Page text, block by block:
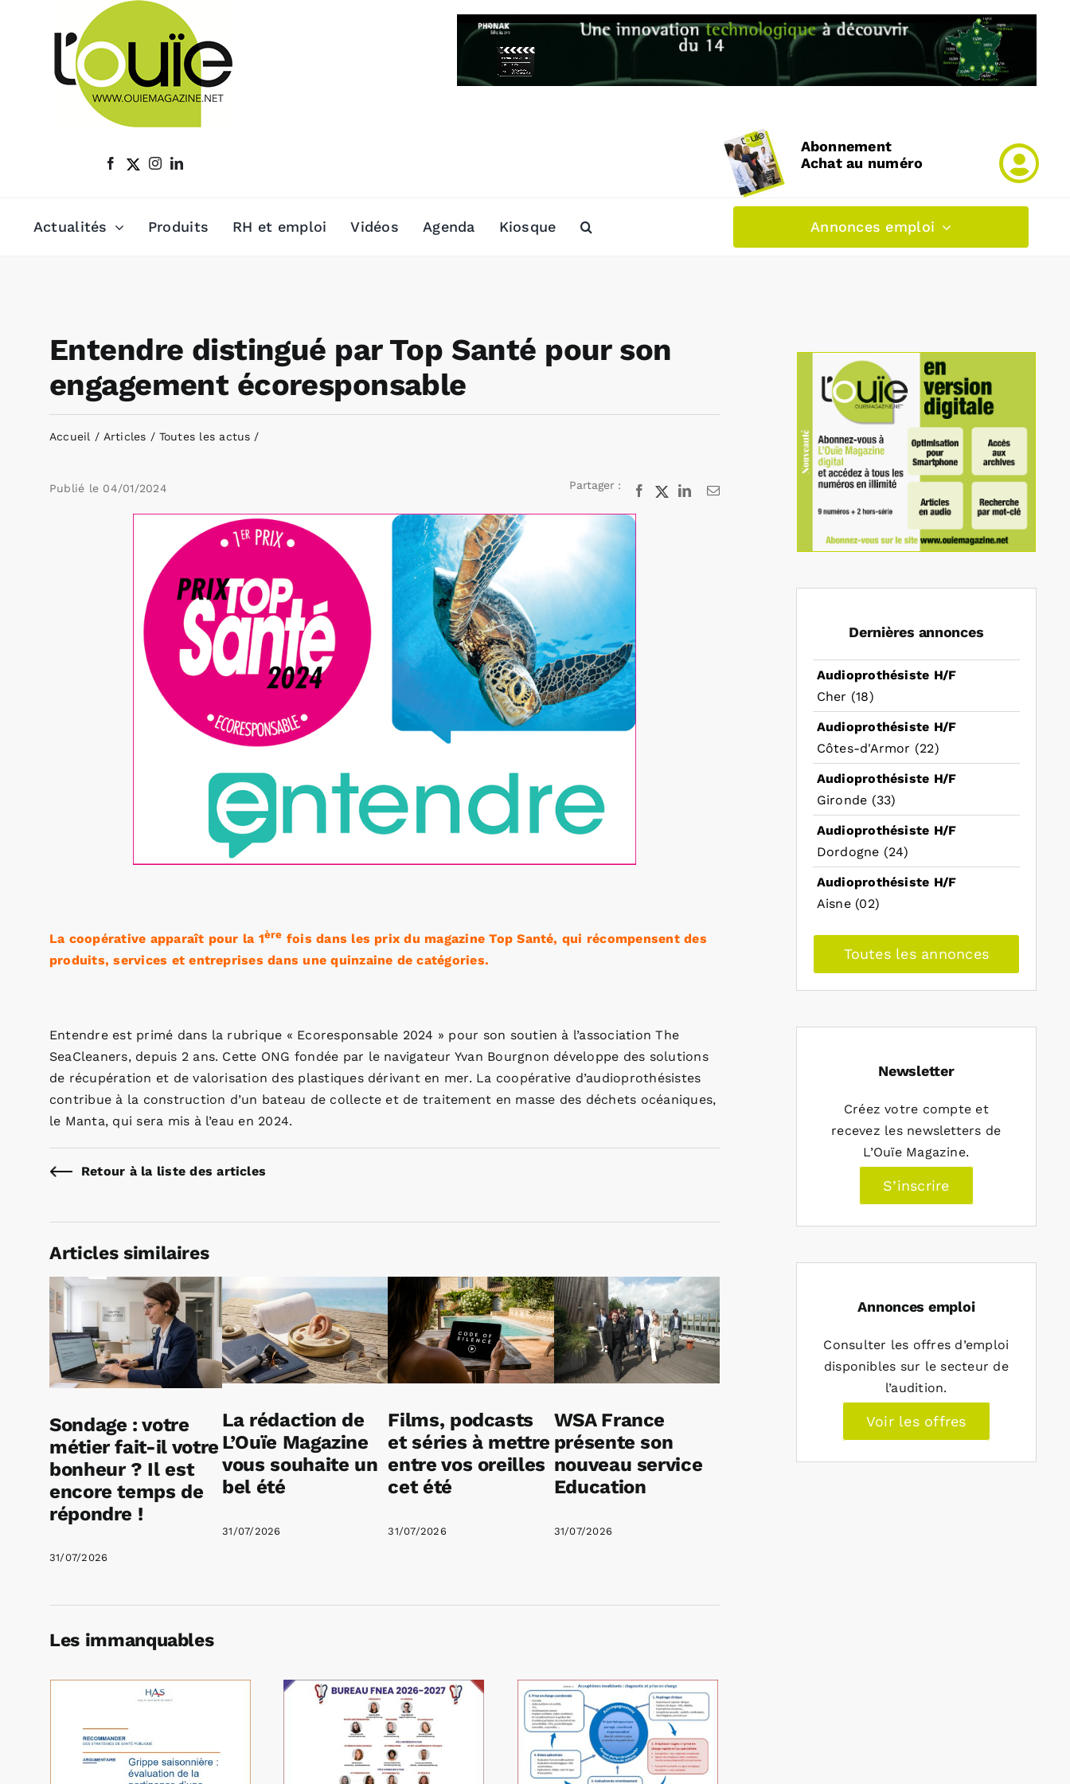
Abonnement
Achat au numéro
Actualités Produits RH et emploi Vidéos Agenda Kiosque Annonces emploi
Entendre distingué par Top Santé pour son
engagement écoresponsable
Accueil Articles Toutes les actus
Publié le 04/01/2024 Partager : Facebook
X LinkedInEmail
La coopérative apparaît pour la 1ère fois dans les prix du magazine Top Santé, qui récompensent des
produits, services et entreprises dans une quinzaine de catégories.
Entendre est primé dans la rubrique « Ecoresponsable 2024 » pour son soutien à l’association The
SeaCleaners, depuis 2 ans. Cette ONG fondée par le navigateur Yvan Bourgnon développe des solutions
de récupération et de valorisation des plastiques dérivant en mer. La coopérative d’audioprothésistes
contribue à la construction d’un bateau de collecte et de traitement en masse des déchets océaniques,
le Manta, qui sera mis à l’eau en 2024.
Retour à la liste des articles
Articles similaires
Sondage : votre
métier fait-il votre
bonheur ? Il est
encore temps de
répondre !
31/07/2026
La rédaction de
L’Ouïe Magazine
vous souhaite un
bel été
31/07/2026
Films, podcasts
et séries à mettre
entre vos oreilles
cet été
31/07/2026
WSA France
présente son
nouveau service
Education
31/07/2026
Les immanquables
Dernières annonces
Audioprothésiste H/F
Cher (18)
Audioprothésiste H/F
Côtes-d'Armor (22)
Audioprothésiste H/F
Gironde (33)
Audioprothésiste H/F
Dordogne (24)
Audioprothésiste H/F
Aisne (02)
Toutes les annonces
Newsletter
Créez votre compte et
recevez les newsletters de
L’Ouïe Magazine.
S’inscrire
Annonces emploi
Consulter les offres d’emploi
disponibles sur le secteur de
l’audition.
Voir les offres